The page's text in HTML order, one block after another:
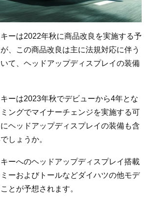
ーは2022年秋に商品改良を実施する予
、この商品改良は主に法規対応に伴う
て、ヘッドアップディスプレイの装備
ーは2023年秋でデビューから4年とな
ングでマイナーチェンジを実施する可
ヘッドアップディスプレイの装備も含
しょうか。
ーへのヘッドアップディスプレイ搭載
ーおよびトールなどダイハツの他モデ
とが予想されます。